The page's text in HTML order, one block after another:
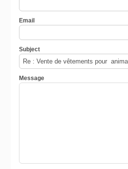
Email
Subject
Message